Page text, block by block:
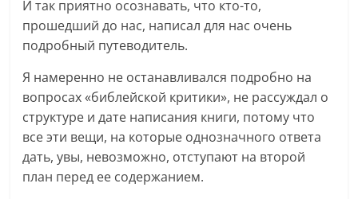
И так приятно осознавать, что кто-то,
прошедший до нас, написал для нас очень
подробный путеводитель.
Я намеренно не останавливался подробно на
вопросах «библейской критики», не рассуждал о
структуре и дате написания книги, потому что
все эти вещи, на которые однозначного ответа
дать, увы, невозможно, отступают на второй
план перед ее содержанием.